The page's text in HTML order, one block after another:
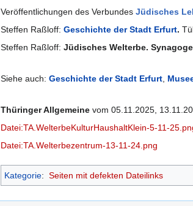
Veröffentlichungen des Verbundes Jüdisches
Steffen Raßloff: Geschichte der Stadt Erfurt.
Steffen Raßloff: Jüdisches Welterbe.
Siehe auch: Geschichte der Stadt Erfurt
Thüringer Allgemeine vom 05.11.2025,
Datei:TA.WelterbeKulturHaushaltKlein-5-11-
Datei:TA.Welterbezentrum-13-11-24.png
Kategorie: Seiten mit defekten Dateilinks